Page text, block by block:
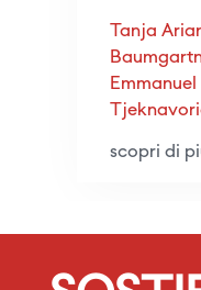
Tanja
Emmanuel
scopri di